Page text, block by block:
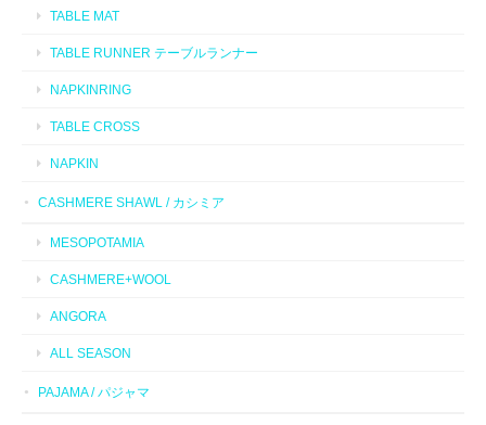
TABLE MAT
TABLE RUNNER テーブルランナー
NAPKINRING
TABLE CROSS
NAPKIN
CASHMERE SHAWL / カシミア
MESOPOTAMIA
CASHMERE+WOOL
ANGORA
ALL SEASON
PAJAMA / パジャマ